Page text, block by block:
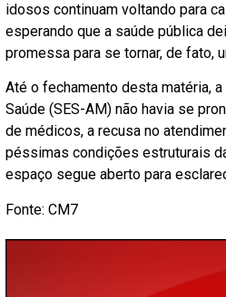
idosos continuam voltando para
esperando que a saúde pública
promessa para se tornar, de fato,
Até o fechamento desta matéria,
Saúde (SES-AM) não havia se
de médicos, a recusa no
péssimas condições estruturais
espaço segue aberto para
Fonte: CM7